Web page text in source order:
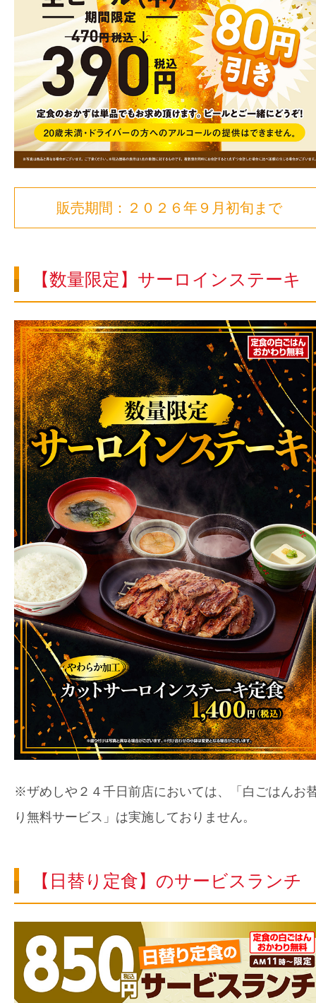
販売期間：２０２６年９月初旬まで
【数量限定】サーロインステーキ
※ザめしや２４千日前店においては、「白ごはんお
り無料サービス」は実施しておりません。
【日替り定食】のサービスランチ